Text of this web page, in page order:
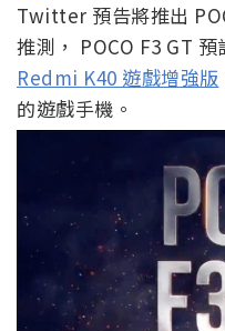
Twitter 預告將推出
推測， POCO F3 GT
Redmi K40 遊戲增強版
的遊戲手機。